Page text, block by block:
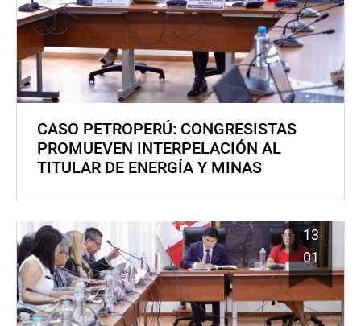
CASO PETROPERÚ: CONGRESISTAS
PROMUEVEN INTERPELACIÓN AL
TITULAR DE ENERGÍA Y MINAS
13
01